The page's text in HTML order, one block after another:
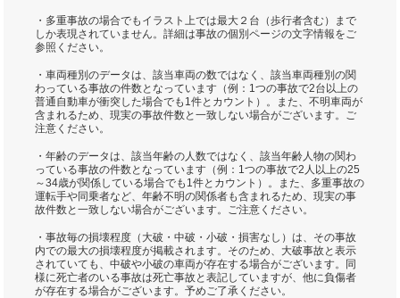
・多重事故の場合でもイラスト上では最大２台（歩行者含む）まで
しか表現されていません。詳細は事故の個別ページの文字情報をご
参照ください。
・車両種別のデータは、該当車両の数ではなく、該当車両種別の関
わっている事故の件数となっています（例：1つの事故で2台以上の
普通自動車が衝突した場合でも1件とカウント）。また、不明車両が
含まれるため、現実の事故件数と一致しない場合がございます。ご
注意ください。
・年齢のデータは、該当年齢の人数ではなく、該当年齢人物の関わ
っている事故の件数となっています（例：1つの事故で2人以上の25
～34歳が関係している場合でも1件とカウント）。また、多重事故の
運転手や同乗者など、年齢不明の関係者も含まれるため、現実の事
故件数と一致しない場合がございます。ご注意ください。
・事故毎の損壊程度（大破・中破・小破・損害なし）は、その事故
内での最大の損壊程度が掲載されます。そのため、大破事故と表示
されていても、中破や小破の車両が存在する場合がございます。同
様に死亡者のいる事故は死亡事故と表記していますが、他に負傷者
が存在する場合がございます。予めご了承ください。